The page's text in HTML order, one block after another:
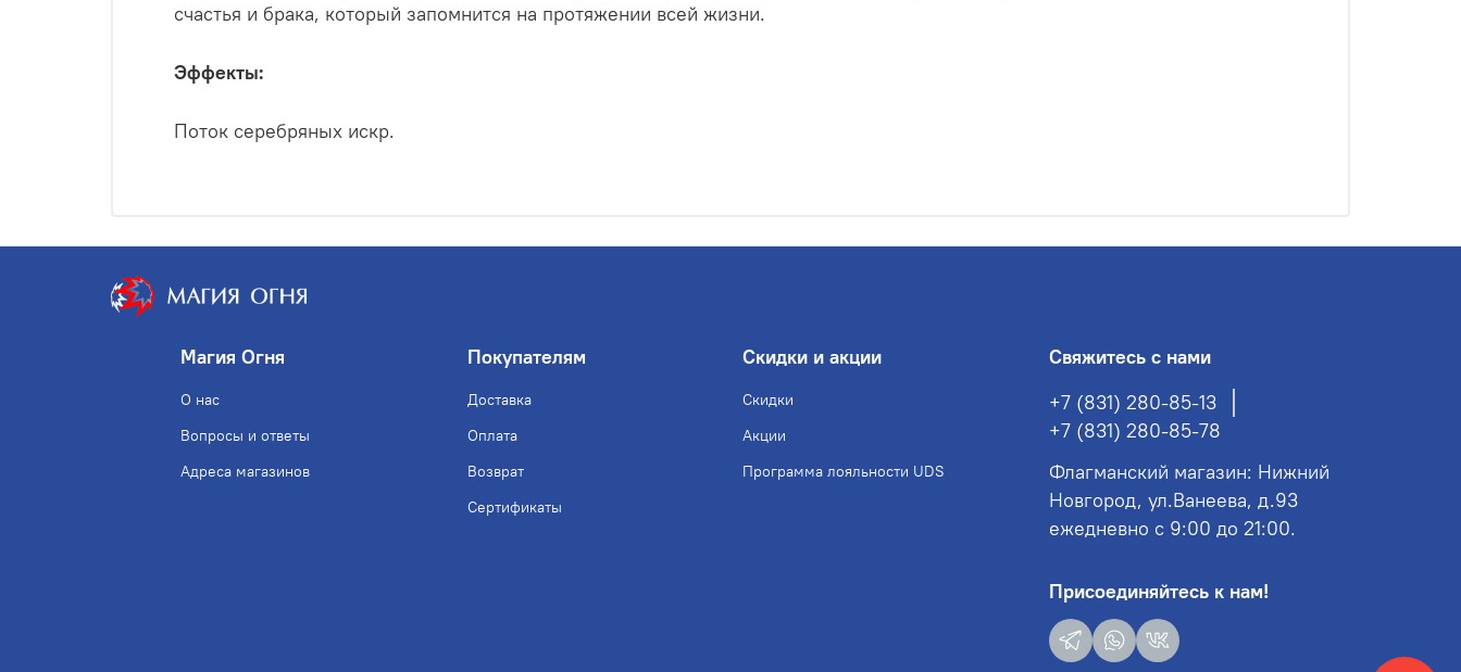
счастья и брака, который запомнится на протяжении всей жизни.
Эффекты:
Поток серебряных искр.
Магия Огня
О нас
Вопросы и ответы
Адреса магазинов
Покупателям
Доставка
Оплата
Возврат
Сертификаты
Скидки и акции
Скидки
Акции
Программа лояльности UDS
Свяжитесь с нами
+7 (831) 280-85-13
+7 (831) 280-85-78
Флагманский магазин: Нижний
Новгород, ул.Ванеева, д.93
ежедневно с 9:00 до 21:00.
Присоединяйтесь к нам!